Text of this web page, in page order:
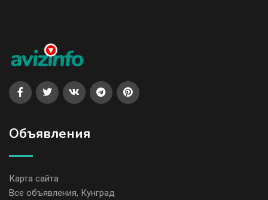
Объявления
Карта сайта
Все объявления, Кунград